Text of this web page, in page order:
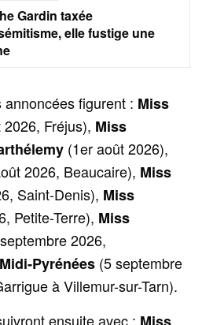
Gardin taxée
elle fustige une
figurent : Miss
Fréjus), Miss
(1er août 2026),
2026, Beaucaire), Miss
Saint-Denis), Miss
Petite-Terre), Miss
2026,
(5 septembre
à Villemur-sur-Tarn).
ensuite avec : Miss